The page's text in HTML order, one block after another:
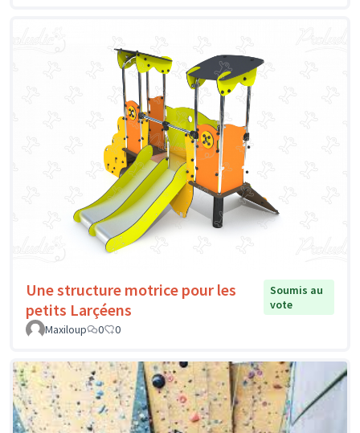
Une structure motrice pour les
petits Larçéens
Soumis au
vote
Maxiloup
0 0